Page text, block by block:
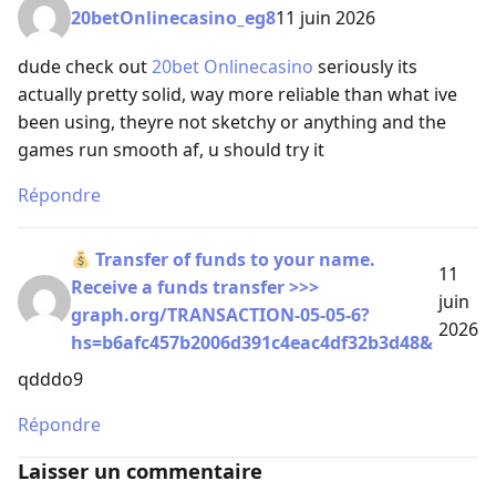
20betOnlinecasino_eg811 juin 2026
dude check out20bet Onlinecasino seriously its
actually pretty solid, way more reliable than what ive
been using, theyre not sketchy or anything and the
games run smooth af, u should try it
Répondre
Transfer of funds to your name.
Receive a funds transfer >>>
graph.org/TRANSACTION-05-05-6?
hs=b6afc457b2006d391c4eac4df32b3d48&
11
juin
2026
qdddo9
Répondre
Laisser un commentaire